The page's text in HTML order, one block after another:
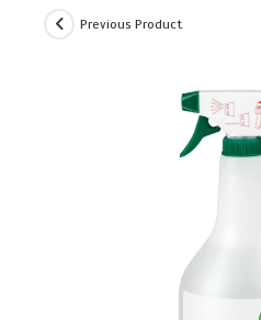
Previous Product